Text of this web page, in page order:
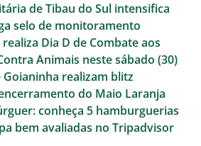
de Tibau do Sul intensifica
selo de monitoramento
Dia D de Combate aos
Animais neste sábado (30)
Goianinha realizam blitz
do Maio Laranja
conheça 5 hamburguerias
bem avaliadas no Tripadvisor